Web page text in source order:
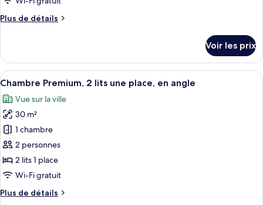
chambre :
Chambre
lits
une
place
Plus de détails
Plus
le
type
de
Chambre
Premium,
2
lits
une
place
Voir les prix
Afficher
toutes
les
photos
pour
ce
type
de
chambre :
Chambre
Une chambre d’hôtel avec un lit,
8
Chambre Premium, 2 lits une place, en angle
Vue sur la ville
30 m²
1 chambre
2 personnes
2 lits 1 place
Wi-Fi gratuit
Plus de détails
Plus